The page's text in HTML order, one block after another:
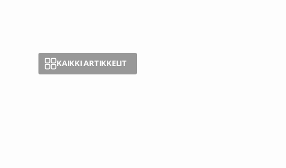
KAIKKI ARTIKKELIT